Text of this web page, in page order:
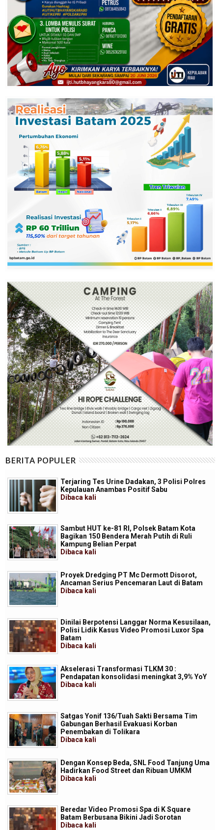
BERITA POPULER
Terjaring Tes Urine Dadakan, 3 Polisi Polres
Kepulauan Anambas Positif Sabu
Dibaca kali
Sambut HUT ke-81 RI, Polsek Batam Kota
Bagikan 150 Bendera Merah Putih di Ruli
Kampung Belian Perpat
Dibaca kali
Proyek Dredging PT Mc Dermott Disorot,
Ancaman Serius Pencemaran Laut di Batam
Dibaca kali
Dinilai Berpotensi Langgar Norma Kesusilaan,
Polisi Lidik Kasus Video Promosi Luxor Spa
Batam
Dibaca kali
Akselerasi Transformasi TLKM 30 :
Pendapatan konsolidasi meningkat 3,9% YoY
Dibaca kali
Satgas Yonif 136/Tuah Sakti Bersama Tim
Gabungan Berhasil Evakuasi Korban
Penembakan di Tolikara
Dibaca kali
Dengan Konsep Beda, SNL Food Tanjung Uma
Hadirkan Food Street dan Ribuan UMKM
Dibaca kali
Beredar Video Promosi Spa di K Square
Batam Berbusana Bikini Jadi Sorotan
Dibaca kali